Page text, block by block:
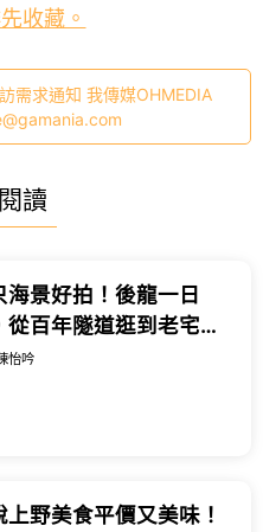
收藏。
需求通知 我傳媒OHMEDIA
讀
海景好拍！後龍一日
從百年隧道逛到老宅甜
6大私房景點這樣玩。
怡吟
上野美食平價又美味！